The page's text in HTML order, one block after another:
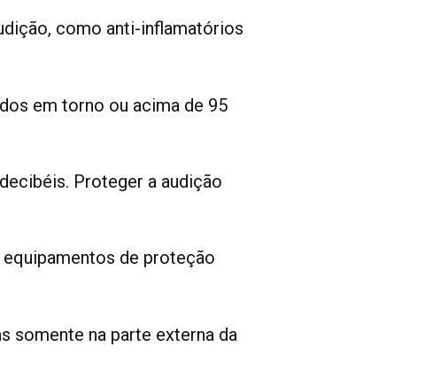
como anti-inflamatórios
em torno ou acima de 95
Proteger a audição
de proteção
somente na parte externa da